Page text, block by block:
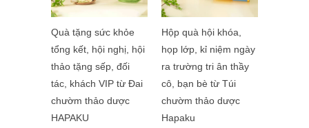
Quà tặng sức khỏe
tổng kết, hội nghị, hội
thảo tặng sếp, đối
tác, khách VIP từ Đai
chườm thảo dược
HAPAKU
Hộp quà hội khóa,
họp lớp, kỉ niệm ngày
ra trường tri ân thầy
cô, bạn bè từ Túi
chườm thảo dược
Hapaku